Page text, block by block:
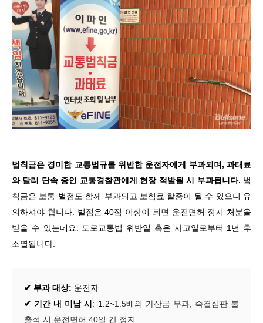
범칙금은 경미한 교통법규를 위반한 운전자에게 부과되며, 과태료
와 달리 단속 중인 교통경찰관에게 현장 적발될 시 부과됩니다. 범
칙금은 보통 벌점도 함께 부과되고 보험료 할증이 될 수 있으니 유
의하셔야 합니다. 벌점은 40점 이상이 되면 운전면허 정지 처분을
받을 수 있는데요. 도로교통법 위반일 혹은 사고일로부터 1년 후
소멸됩니다.
✔ 부과 대상: 운전자
✔ 기간 내 미납 시 : 1.2~1.5배의 가산금 부과, 즉결심판 불
출석 시 운전면허 40일 간 정지